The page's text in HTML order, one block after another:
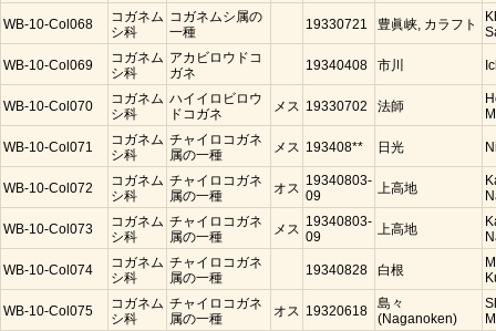
WB-10-Col068
コガネム
シ科
コガネムシ属の
一種
19330721 豊眞峡, カラフト
WB-10-Col069
コガネム
シ科
アカビロウドコ
ガネ
19340408 市川
WB-10-Col070
コガネム
シ科
ハイイロビロウ
ドコガネ
メス 19330702 法師
WB-10-Col071
コガネム
シ科
チャイロコガネ
属の一種
メス 193408** 日光
WB-10-Col072
コガネム
シ科
チャイロコガネ
属の一種
オス 19340803-
09
上高地
WB-10-Col073
コガネム
シ科
チャイロコガネ
属の一種
メス 19340803-
09
上高地
WB-10-Col074
コガネム
シ科
チャイロコガネ
属の一種
19340828 白根
WB-10-Col075
コガネム
シ科
チャイロコガネ
属の一種
オス 19320618
島々
(Naganoken)